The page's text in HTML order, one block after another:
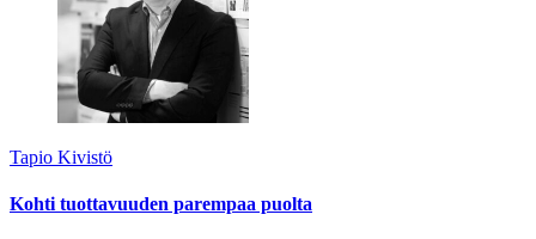
Tapio Kivistö
Kohti tuottavuuden parempaa puolta